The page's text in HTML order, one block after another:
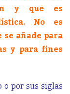
y que es
No es
se añade para
y para fines
por sus siglas